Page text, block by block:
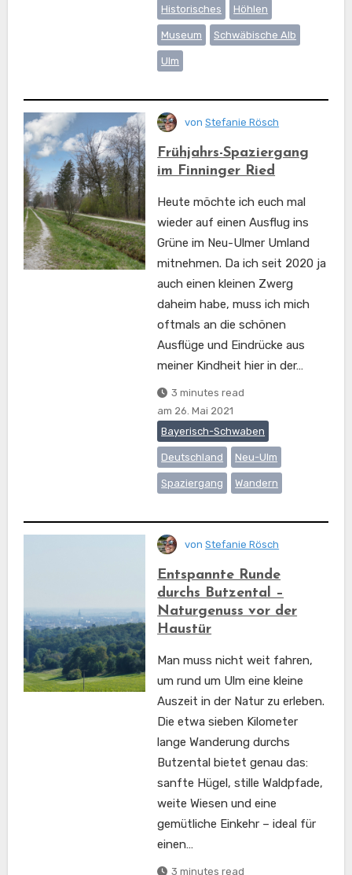
Historisches Höhlen
Museum Schwäbische Alb
Ulm
Frühjahrs-Spaziergang
im Finninger Ried
vonStefanie Rösch
Heute möchte ich euch mal
wieder auf einen Ausflug ins
Grüne im Neu-Ulmer Umland
mitnehmen. Da ich seit 2020 ja
auch einen kleinen Zwerg
daheim habe, muss ich mich
oftmals an die schönen
Ausflüge und Eindrücke aus
meiner Kindheit hier in der…
3 minutes read
am 26. Mai 2021
Bayerisch-Schwaben
Deutschland Neu-Ulm
Spaziergang Wandern
Entspannte Runde
durchs Butzental –
Naturgenuss vor der
Haustür
vonStefanie Rösch
Man muss nicht weit fahren,
um rund um Ulm eine kleine
Auszeit in der Natur zu erleben.
Die etwa sieben Kilometer
lange Wanderung durchs
Butzental bietet genau das:
sanfte Hügel, stille Waldpfade,
weite Wiesen und eine
gemütliche Einkehr – ideal für
einen…
3 minutes read